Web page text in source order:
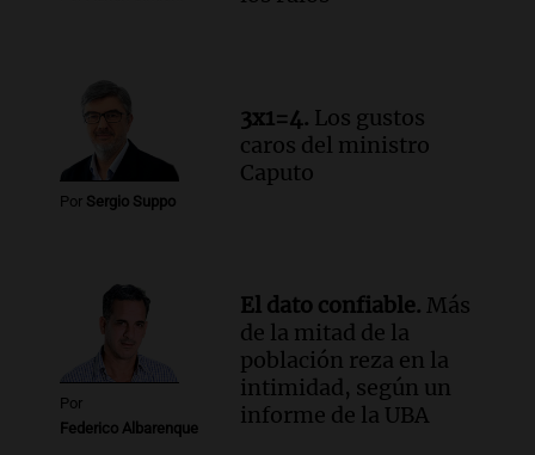
Detienen a pareja en Alderete por
Panorama Federal
Episodios
Por Sergio Suppo
3x1=4. Los gustos
caros del ministro
Caputo
Por
Federico Albarenque
El dato confiable. Más
de la mitad de la
población reza en la
intimidad, según un
informe de la UBA